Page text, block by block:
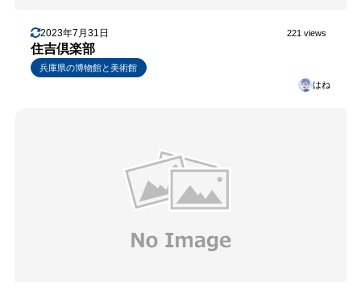
2023年7月31日 221 views
住吉倶楽部
兵庫県の博物館と美術館
はね